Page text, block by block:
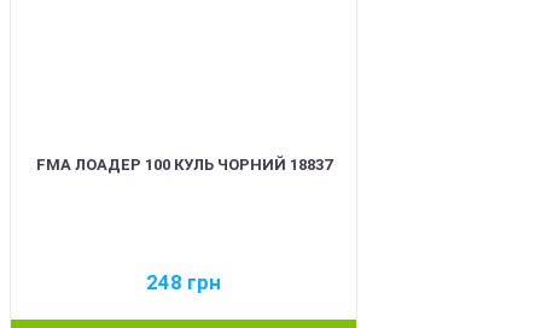
FMA ЛОАДЕР 100 КУЛЬ ЧОРНИЙ 18837
248 грн